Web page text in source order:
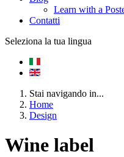
Learn with a
Contatti
Seleziona la tua lingua
Stai navigando in...
Home
Design
Wine label